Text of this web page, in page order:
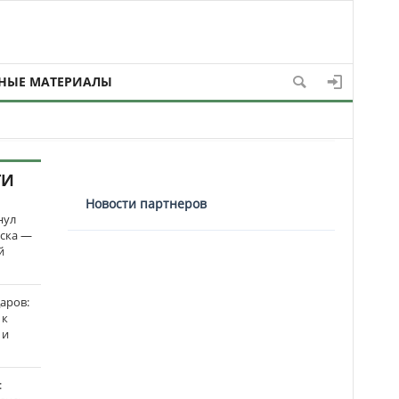
МАТЕРИАЛЫ
—
Новости партнеров